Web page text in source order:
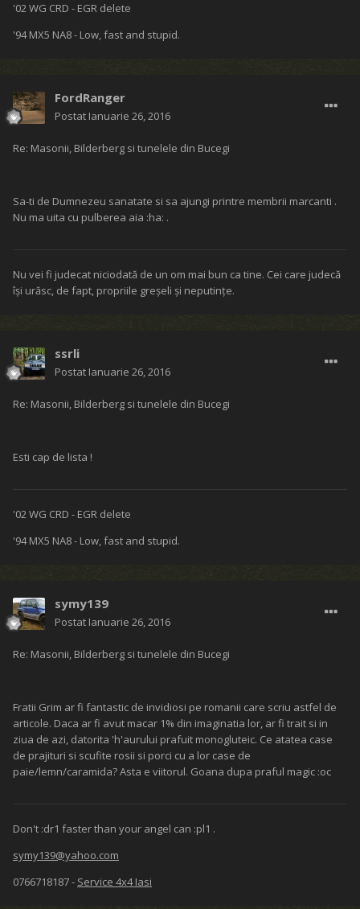
'02 WG CRD - EGR delete
'94 MX5 NA8 - Low, fast and stupid.
FordRanger
Postat Ianuarie 26, 2016
Re: Masonii, Bilderberg si tunelele din Bucegi
Sa-ti de Dumnezeu sanatate si sa ajungi printre membrii marcanti .
Nu ma uita cu pulberea aia :ha: .
Nu vei fi judecat niciodată de un om mai bun ca tine. Cei care judecă
îşi urăsc, de fapt, propriile greşeli şi neputinţe.
ssrli
Postat Ianuarie 26, 2016
Re: Masonii, Bilderberg si tunelele din Bucegi
Esti cap de lista !
'02 WG CRD - EGR delete
'94 MX5 NA8 - Low, fast and stupid.
symy139
Postat Ianuarie 26, 2016
Re: Masonii, Bilderberg si tunelele din Bucegi
Fratii Grim ar fi fantastic de invidiosi pe romanii care scriu astfel de
articole. Daca ar fi avut macar 1% din imaginatia lor, ar fi trait si in
ziua de azi, datorita 'h'aurului prafuit monogluteic. Ce atatea case
de prajituri si scufite rosii si porci cu a lor case de
paie/lemn/caramida? Asta e viitorul. Goana dupa praful magic :oc
Don't :dr1 faster than your angel can :pl1 .
symy139@yahoo.com
0766718187 - Service 4x4 Iasi